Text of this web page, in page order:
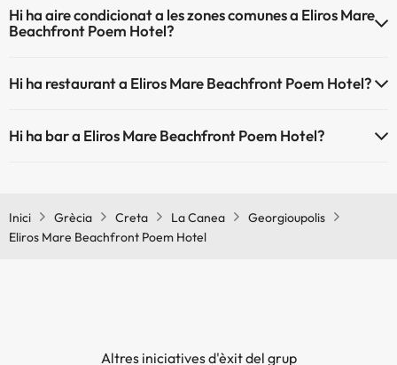
Hi ha aire condicionat a les zones comunes a Eliros Mare
Beachfront Poem Hotel?
zones comunes.
Hi ha restaurant a Eliros Mare Beachfront Poem Hotel?
Hi ha bar a Eliros Mare Beachfront Poem Hotel?
Inici Grècia Creta La Canea
Georgioupolis
Eliros Mare Beachfront Poem Hotel
Altres iniciatives d'èxit del grup